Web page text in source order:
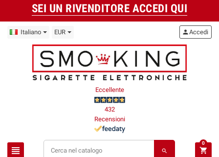
SEI UN RIVENDITORE ACCEDI QUI
Italiano EUR
Eccellente
432
Recensioni
view_headline search
personAccedi
shopping_cart
0